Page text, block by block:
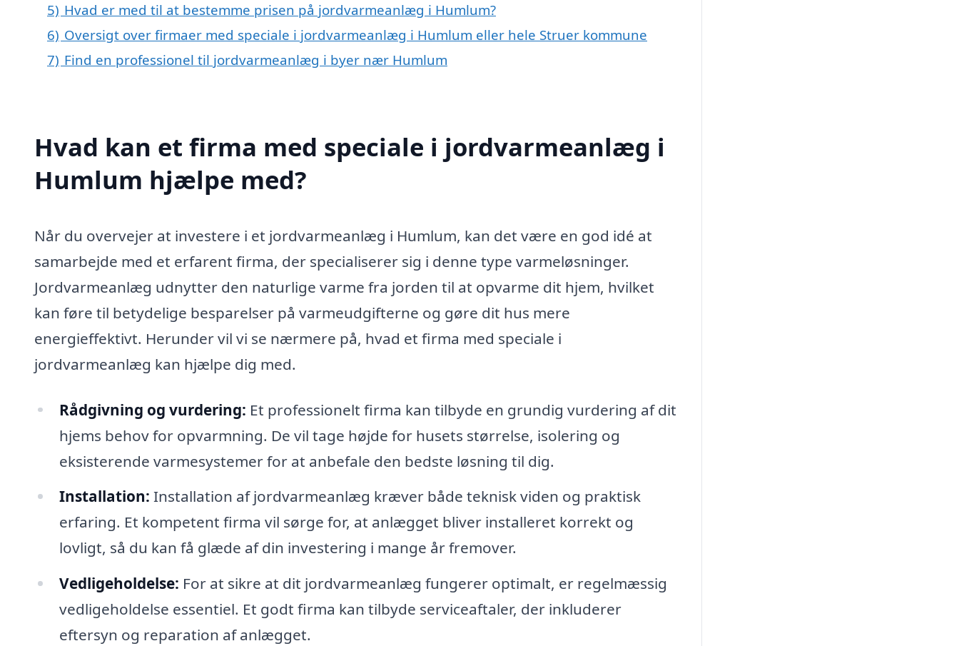
5) Hvad er med til at bestemme prisen på jordvarmeanlæg i Humlum?
6) Oversigt over firmaer med speciale i jordvarmeanlæg i Humlum eller hele Struer kommune
7) Find en professionel til jordvarmeanlæg i byer nær Humlum
Hvad kan et firma med speciale i jordvarmeanlæg i
Humlum hjælpe med?
Når du overvejer at investere i et jordvarmeanlæg i Humlum, kan det være en god idé at
samarbejde med et erfarent firma, der specialiserer sig i denne type varmeløsninger.
Jordvarmeanlæg udnytter den naturlige varme fra jorden til at opvarme dit hjem, hvilket
kan føre til betydelige besparelser på varmeudgifterne og gøre dit hus mere
energieffektivt. Herunder vil vi se nærmere på, hvad et firma med speciale i
jordvarmeanlæg kan hjælpe dig med.
Rådgivning og vurdering: Et professionelt firma kan tilbyde en grundig vurdering af dit
hjems behov for opvarmning. De vil tage højde for husets størrelse, isolering og
eksisterende varmesystemer for at anbefale den bedste løsning til dig.
Installation: Installation af jordvarmeanlæg kræver både teknisk viden og praktisk
erfaring. Et kompetent firma vil sørge for, at anlægget bliver installeret korrekt og
lovligt, så du kan få glæde af din investering i mange år fremover.
Vedligeholdelse: For at sikre at dit jordvarmeanlæg fungerer optimalt, er regelmæssig
vedligeholdelse essentiel. Et godt firma kan tilbyde serviceaftaler, der inkluderer
eftersyn og reparation af anlægget.